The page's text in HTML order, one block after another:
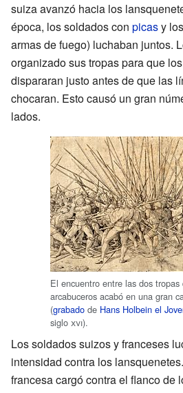
suiza avanzó hacia los
época, los soldados con picasy
armas de fuego) luchaban juntos.
organizado sus tropas para que
dispararan justo antes de que las
chocaran. Esto causó un gran
lados.
El encuentro entre las dos tropas
arcabuceros acabó en una gran
(grabado de Hans Holbein el
siglo xvi).
Los soldados suizos y franceses
intensidad contra los
francesa cargó contra el flanco de